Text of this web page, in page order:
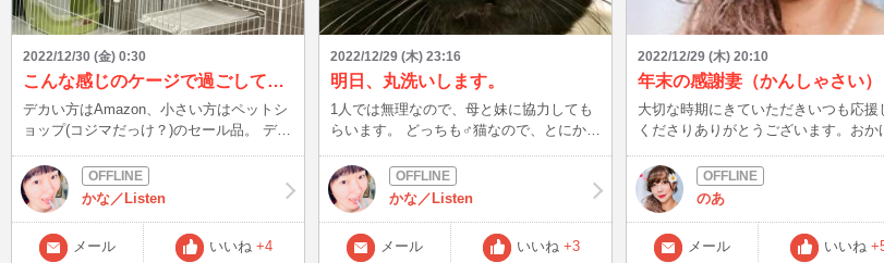
思います♪ 来年も色々な出会いにみぃにゃ
んも楽しみにしていますし、あなたの心の
拠り所になれたら良いなぁ♡ それでは良
いお年をお迎え下さいませ♪ 来年もみぃに
ゃんをよろしくお願いします(⋆ᵕᴗᵕ⋆)♡
2022/12/30 (金) 0:30
こんな感じのケージで過ごしてもらってます！
デカい方はAmazon、小さい方はペットシ
ョップ(コジマだっけ？)のセール品。 デカ
して去勢手術したら、連結させてもいいか
なと･･･。 今は元ボス猫カンカンが、トン
トンにマウント取るので(;^_^A 一緒のケー
ジで過ごしてもらうのは難しい･･･。 つい
でにトイレも1つにしたい。 猫砂タイプと
かな／Listen
メール いいね +4
2022/12/29 (木) 23:16
明日、丸洗いします。
1人では無理なので、母と妹に協力しても
らいます。 どっちも♂猫なので、とにかく
ス猫だけあり、パワーも凄まじいΣ(･ω･ﾉ)
ﾉ！ それに伴い、少しケージから解禁しよ
うかなと･･･。 ただ、怖いのはマーキン
グ。 虚勢前だから、目を離してる隙に布
団やドレスにされるかも。 人間が見てい
かな／Listen
メール いいね +3
2022/12/29 (木) 20:10
年末の感謝妻（かんしゃさい）
大切な時期にきていただきいつも応援
くださりありがとうございます。おか
した。これも皆様のおかげです。ほん
にほんとうにありがとうございます。
お話し愚痴でもなんでもお聞きいたし
のでどうぞあなたのホットスポットに
るよう目指していきたいと思います。
のあ
メール いいね